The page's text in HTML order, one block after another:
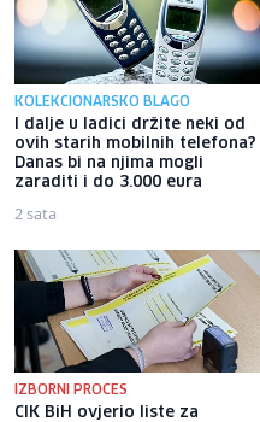
KOLEKCIONARSKO BLAGO
I dalje u ladici držite neki od
ovih starih mobilnih telefona?
Danas bi na njima mogli
zaraditi i do 3.000 eura
2 sata
IZBORNI PROCES
CIK BiH ovjerio liste za